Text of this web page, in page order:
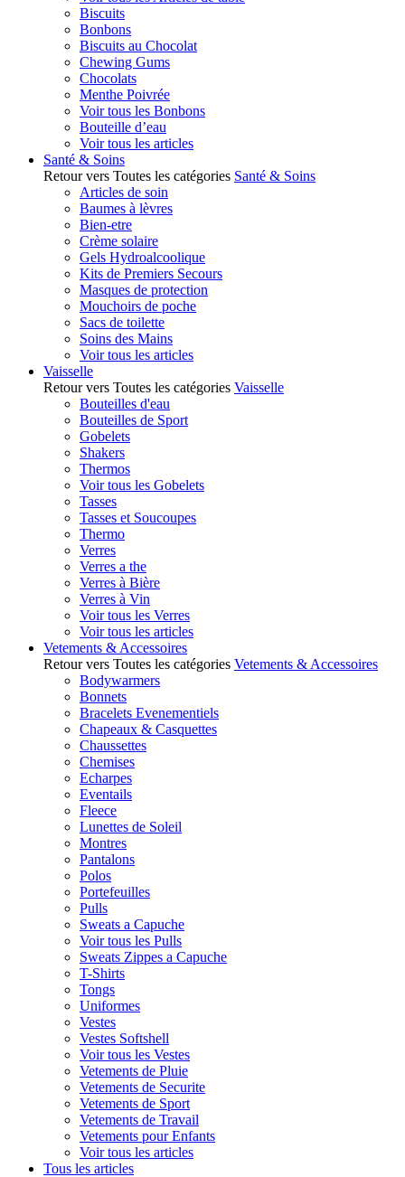
Biscuits
Bonbons
Biscuits au Chocolat
Chewing Gums
Chocolats
Menthe Poivrée
Voir tous les Bonbons
Bouteille d’eau
Voir tous les articles
Santé & Soins
Retour vers Toutes les catégories Santé & Soins
Articles de soin
Baumes à lèvres
Bien-etre
Crème solaire
Gels Hydroalcoolique
Kits de Premiers Secours
Masques de protection
Mouchoirs de poche
Sacs de toilette
Soins des Mains
Voir tous les articles
Vaisselle
Retour vers Toutes les catégories Vaisselle
Bouteilles d'eau
Bouteilles de Sport
Gobelets
Shakers
Thermos
Voir tous les Gobelets
Tasses
Tasses et Soucoupes
Thermo
Verres
Verres a the
Verres à Bière
Verres à Vin
Voir tous les Verres
Voir tous les articles
Vetements & Accessoires
Retour vers Toutes les catégories Vetements & Accessoires
Bodywarmers
Bonnets
Bracelets Evenementiels
Chapeaux & Casquettes
Chaussettes
Chemises
Echarpes
Eventails
Fleece
Lunettes de Soleil
Montres
Pantalons
Polos
Portefeuilles
Pulls
Sweats a Capuche
Voir tous les Pulls
Sweats Zippes a Capuche
T-Shirts
Tongs
Uniformes
Vestes
Vestes Softshell
Voir tous les Vestes
Vetements de Pluie
Vetements de Securite
Vetements de Sport
Vetements de Travail
Vetements pour Enfants
Voir tous les articles
Tous les articles